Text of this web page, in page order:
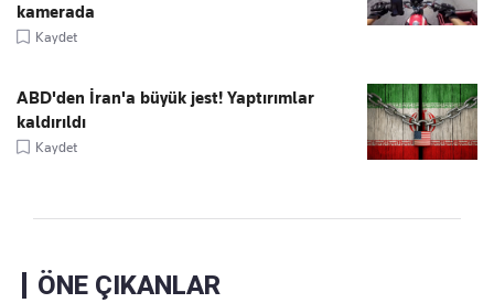
kamerada
Kaydet
ABD'den İran'a büyük jest! Yaptırımlar
kaldırıldı
Kaydet
ÖNE ÇIKANLAR